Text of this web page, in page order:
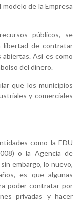
de la Empresa
públicos, se
libertad de contratar
Así es como
del dinero.
que los municipios
y comerciales
como la EDU
o la Agencia de
embargo, lo nuevo,
es que algunas
poder contratar por
privadas y hacer